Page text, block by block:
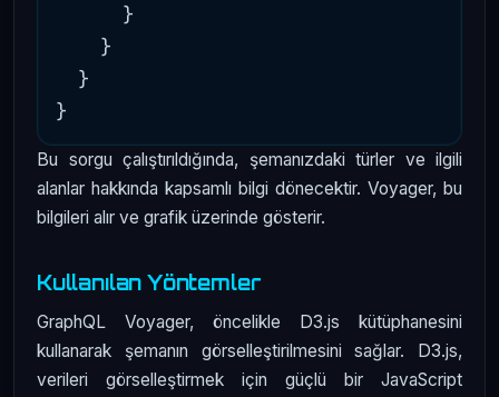
      }
    }
  }
Bu sorgu çalıştırıldığında, şemanızdaki türler ve ilgili
alanlar hakkında kapsamlı bilgi dönecektir. Voyager, bu
bilgileri alır ve grafik üzerinde gösterir.
Kullanılan Yöntemler
GraphQL Voyager, öncelikle D3.js kütüphanesini
kullanarak şemanın görselleştirilmesini sağlar. D3.js,
verileri görselleştirmek için güçlü bir JavaScript